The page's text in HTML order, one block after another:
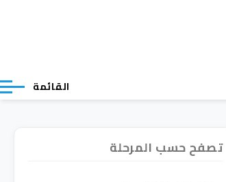
القائمة
تصفح حسب المرحلة